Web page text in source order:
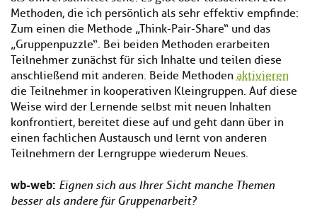
Methoden, die ich persönlich als sehr effektiv empfinde:
Zum einen die Methode „Think-Pair-Share“ und das
„Gruppenpuzzle“. Bei beiden Methoden erarbeiten
Teilnehmer zunächst für sich Inhalte und teilen diese
anschließend mit anderen. Beide Methoden aktivieren
die Teilnehmer in kooperativen Kleingruppen. Auf diese
Weise wird der Lernende selbst mit neuen Inhalten
konfrontiert, bereitet diese auf und geht dann über in
einen fachlichen Austausch und lernt von anderen
Teilnehmern der Lerngruppe wiederum Neues.
wb-web: Eignen sich aus Ihrer Sicht manche Themen
besser als andere für Gruppenarbeit?